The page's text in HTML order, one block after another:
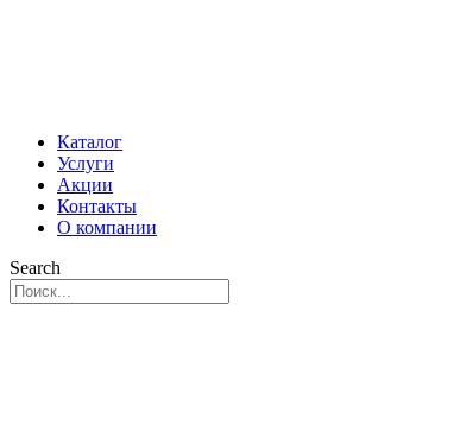
Каталог
Услуги
Акции
Контакты
О компании
Search